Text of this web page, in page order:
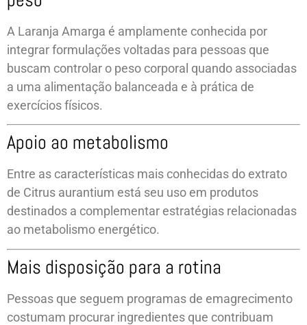
A Laranja Amarga é amplamente conhecida por
integrar formulações voltadas para pessoas que
buscam controlar o peso corporal quando associadas
a uma alimentação balanceada e à prática de
exercícios físicos.
Apoio ao metabolismo
Entre as características mais conhecidas do extrato
de Citrus aurantium está seu uso em produtos
destinados a complementar estratégias relacionadas
ao metabolismo energético.
Mais disposição para a rotina
Pessoas que seguem programas de emagrecimento
costumam procurar ingredientes que contribuam